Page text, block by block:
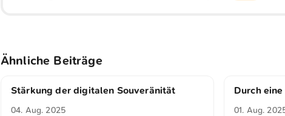
Ähnliche Beiträge
Stärkung der digitalen Souveränität
04. Aug. 2025
Durch
01. Aug.